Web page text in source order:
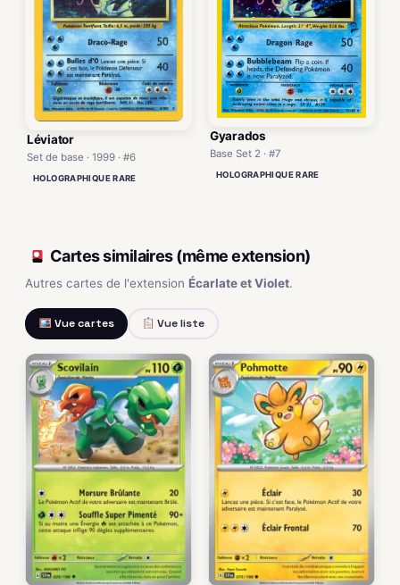
Léviator
Set de base · 1999 · #6
HOLOGRAPHIQUE RARE
Gyarados
Base Set 2 · #7
HOLOGRAPHIQUE RARE
Cartes similaires (même extension)
Autres cartes de l'extension Écarlate et Violet.
Vue cartes Vue liste